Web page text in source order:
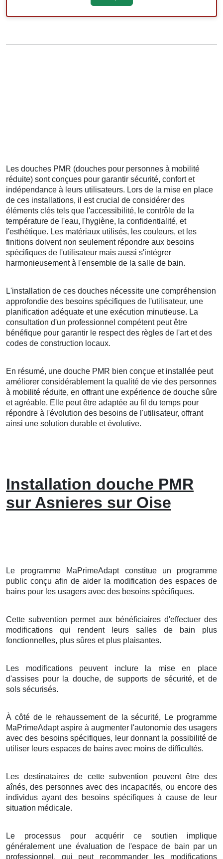
Les douches PMR (douches pour personnes à mobilité
réduite) sont conçues pour garantir sécurité, confort et
indépendance à leurs utilisateurs. Lors de la mise en place
de ces installations, il est crucial de considérer des
éléments clés tels que l'accessibilité, le contrôle de la
température de l'eau, l'hygiène, la confidentialité, et
l'esthétique. Les matériaux utilisés, les couleurs, et les
finitions doivent non seulement répondre aux besoins
spécifiques de l'utilisateur mais aussi s'intégrer
harmonieusement à l'ensemble de la salle de bain.
L'installation de ces douches nécessite une compréhension
approfondie des besoins spécifiques de l'utilisateur, une
planification adéquate et une exécution minutieuse. La
consultation d'un professionnel compétent peut être
bénéfique pour garantir le respect des règles de l'art et des
codes de construction locaux.
En résumé, une douche PMR bien conçue et installée peut
améliorer considérablement la qualité de vie des personnes
à mobilité réduite, en offrant une expérience de douche sûre
et agréable. Elle peut être adaptée au fil du temps pour
répondre à l'évolution des besoins de l'utilisateur, offrant
ainsi une solution durable et évolutive.
Installation douche PMR
sur Asnieres sur Oise
Le programme MaPrimeAdapt constitue un programme
public conçu afin de aider la modification des espaces de
bains pour les usagers avec des besoins spécifiques.
Cette subvention permet aux bénéficiaires d'effectuer des
modifications qui rendent leurs salles de bain plus
fonctionnelles, plus sûres et plus plaisantes.
Les modifications peuvent inclure la mise en place
d'assises pour la douche, de supports de sécurité, et de
sols sécurisés.
À côté de le rehaussement de la sécurité, Le programme
MaPrimeAdapt aspire à augmenter l'autonomie des usagers
avec des besoins spécifiques, leur donnant la possibilité de
utiliser leurs espaces de bains avec moins de difficultés.
Les destinataires de cette subvention peuvent être des
aînés, des personnes avec des incapacités, ou encore des
individus ayant des besoins spécifiques à cause de leur
situation médicale.
Le processus pour acquérir ce soutien implique
généralement une évaluation de l'espace de bain par un
professionnel, qui peut recommander les modifications